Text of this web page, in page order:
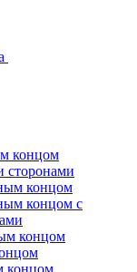
концом
сторонами
концом
концом с
концом
концом